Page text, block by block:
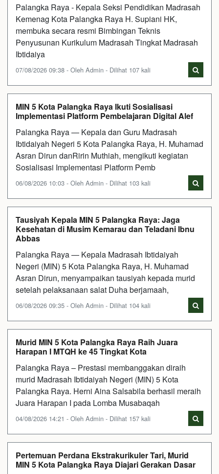
Palangka Raya - Kepala Seksi Pendidikan Madrasah
Kemenag Kota Palangka Raya H. Supiani HK,
membuka secara resmi Bimbingan Teknis
Penyusunan Kurikulum Madrasah Tingkat Madrasah
Ibtidaiya
07/08/2026 09:38 - Oleh Admin - Dilihat 107 kali
MIN 5 Kota Palangka Raya Ikuti Sosialisasi
Implementasi Platform Pembelajaran Digital Alef
Palangka Raya — Kepala dan Guru Madrasah
Ibtidaiyah Negeri 5 Kota Palangka Raya, H. Muhamad
Asran Dirun danRirin Muthiah, mengikuti kegiatan
Sosialisasi Implementasi Platform Pemb
06/08/2026 10:03 - Oleh Admin - Dilihat 103 kali
Tausiyah Kepala MIN 5 Palangka Raya: Jaga
Kesehatan di Musim Kemarau dan Teladani Ibnu
Abbas
Palangka Raya — Kepala Madrasah Ibtidaiyah
Negeri (MIN) 5 Kota Palangka Raya, H. Muhamad
Asran Dirun, menyampaikan tausiyah kepada murid
setelah pelaksanaan salat Duha berjamaah,
06/08/2026 09:35 - Oleh Admin - Dilihat 104 kali
Murid MIN 5 Kota Palangka Raya Raih Juara
Harapan I MTQH ke 45 Tingkat Kota
Palangka Raya – Prestasi membanggakan diraih
murid Madrasah Ibtidaiyah Negeri (MIN) 5 Kota
Palangka Raya. Herni Aina Salsabila berhasil meraih
Juara Harapan I pada Lomba Musabaqah
04/08/2026 14:21 - Oleh Admin - Dilihat 157 kali
Pertemuan Perdana Ekstrakurikuler Tari, Murid
MIN 5 Kota Palangka Raya Diajari Gerakan Dasar